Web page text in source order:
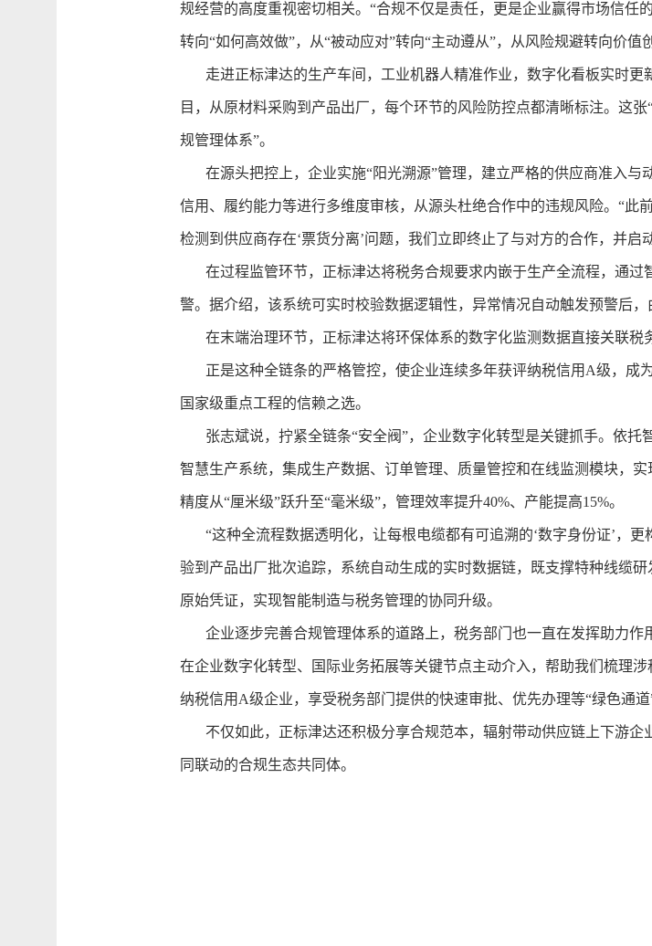
规经营的高度重视密切相关。“合规不仅是责任，更是企业赢得市场信任
转向“如何高效做”，从“被动应对”转向“主动遵从”，从风险规避转向价值
走进正标津达的生产车间，工业机器人精准作业，数字化看板实时更
目，从原材料采购到产品出厂，每个环节的风险防控点都清晰标注。这
规管理体系”。
在源头把控上，企业实施“阳光溯源”管理，建立严格的供应商准入与
信用、履约能力等进行多维度审核，从源头杜绝合作中的违规风险。“
检测到供应商存在‘票货分离’问题，我们立即终止了与对方的合作，并启
在过程监管环节，正标津达将税务合规要求内嵌于生产全流程，通过
警。据介绍，该系统可实时校验数据逻辑性，异常情况自动触发预警后
在末端治理环节，正标津达将环保体系的数字化监测数据直接关联税
正是这种全链条的严格管控，使企业连续多年获评纳税信用A级，成
国家级重点工程的信赖之选。
张志斌说，拧紧全链条“安全阀”，企业数字化转型是关键抓手。依托
智慧生产系统，集成生产数据、订单管理、质量管控和在线监测模块，
精度从“厘米级”跃升至“毫米级”，管理效率提升40%、产能提高15%。
“这种全流程数据透明化，让每根电缆都有可追溯的‘数字身份证’，更
验到产品出厂批次追踪，系统自动生成的实时数据链，既支撑特种线缆
原始凭证，实现智能制造与税务管理的协同升级。
企业逐步完善合规管理体系的道路上，税务部门也一直在发挥助力作
在企业数字化转型、国际业务拓展等关键节点主动介入，帮助我们梳理
纳税信用A级企业，享受税务部门提供的快速审批、优先办理等“绿色通道
不仅如此，正标津达还积极分享合规范本，辐射带动供应链上下游企
同联动的合规生态共同体。